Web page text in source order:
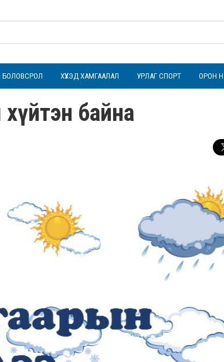
БОЛОВСРОЛ ХҮҮХЭД ХАМГААЛАЛ УРЛАГ СПОРТ ОРОН
хүйтэн байна